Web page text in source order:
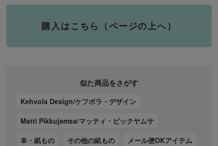
購入はこちら（ページの上へ）
似た商品をさがす
Kehvola Design/ケフボラ・デザイン
Matti Pikkujamsa/マッティ・ピックヤムサ
本・紙もの
その他の紙もの
メール便OKアイテム